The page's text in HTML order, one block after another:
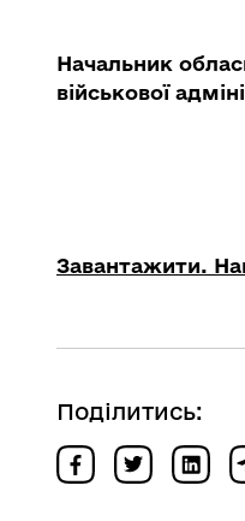
Начальник
військової
Завантажити.
Поділитись: